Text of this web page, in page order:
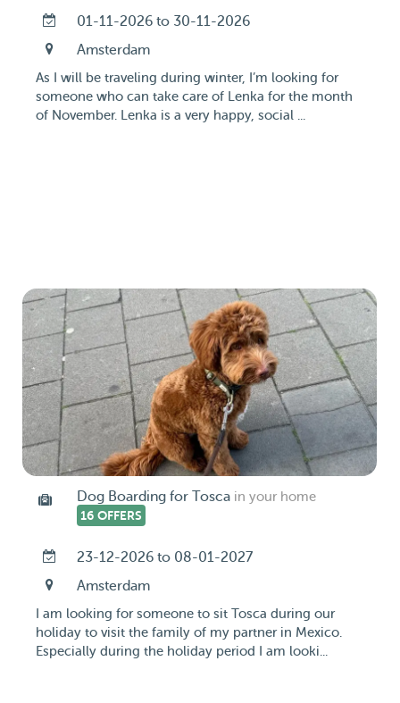
01-11-2026 to 30-11-2026
Amsterdam
As I will be traveling during winter, I’m looking for
someone who can take care of Lenka for the month
of November. Lenka is a very happy, social ...
Dog Boarding for Tosca in your home
16 OFFERS
23-12-2026 to 08-01-2027
Amsterdam
I am looking for someone to sit Tosca during our
holiday to visit the family of my partner in Mexico.
Especially during the holiday period I am looki...